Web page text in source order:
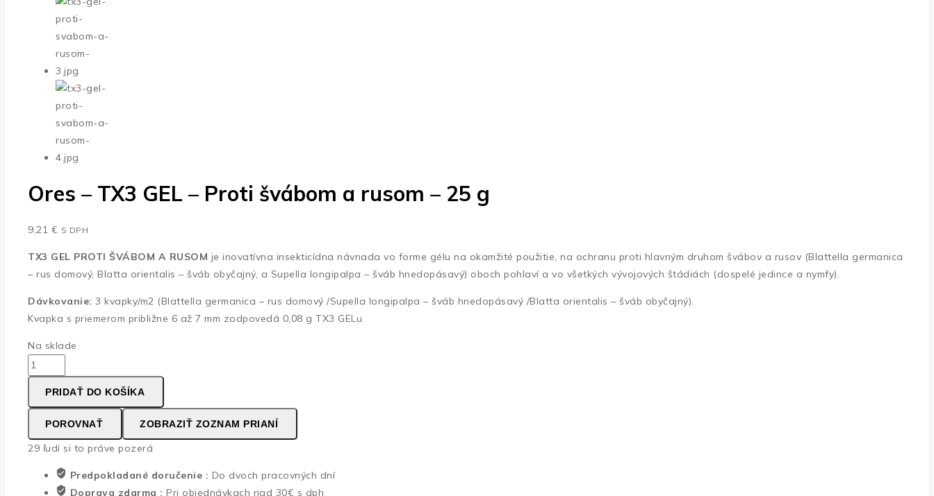
Ores – TX3 GEL – Proti švábom a rusom – 25 g
9,21 € S DPH
TX3 GEL PROTI ŠVÁBOM A RUSOM je inovatívna insekticídna návnada vo forme gélu na okamžité použitie, na ochranu proti hlavným druhom švábov a rusov (Blattella germanica
– rus domový, Blatta orientalis – šváb obyčajný, a Supella longipalpa – šváb hnedopásavý) oboch pohlaví a vo všetkých vývojových štádiách (dospelé jedince a nymfy).
Dávkovanie: 3 kvapky/m2 (Blattella germanica – rus domový /Supella longipalpa – šváb hnedopásavý /Blatta orientalis – šváb obyčajný).
Kvapka s priemerom približne 6 až 7 mm zodpovedá 0,08 g TX3 GELu.
Na sklade
množstvo
Ores
TX3
-
švábom
PRIDAŤ DO KOŠÍKA
POROVNAŤ ZOBRAZIŤ ZOZNAM PRIANÍ
29 ľudí si to práve pozerá
Predpokladané doručenie : Do dvoch pracovných dní
Doprava zdarma : Pri objednávkach nad 30€ s dph